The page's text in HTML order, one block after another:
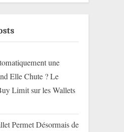
une
Elle Chute ? Le
Limit sur les Wallets
Permet Désormais de